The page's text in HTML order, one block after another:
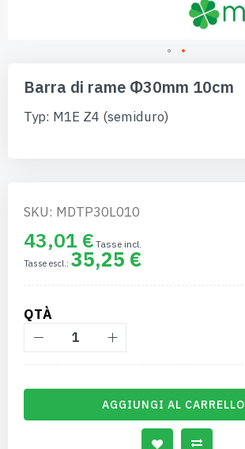
all'inizio
della
galleria
Barra di rame Φ30mm 10cm
Typ: M1E Z4 (semiduro)
SKU: MDTP30L010
43,01 €
35,25 €
QTÀ
AGGIUNGI AL CARRELLO